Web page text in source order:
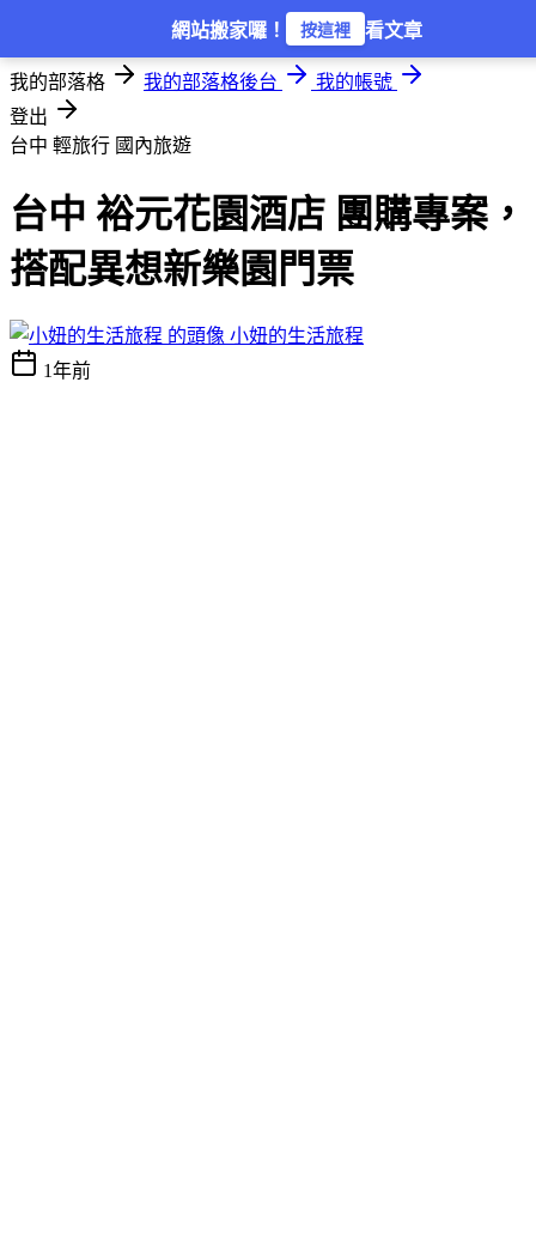
登入
我的部落格 我的部落格後台
我的帳號
登出
台中 輕旅行 國內旅遊
台中 裕元花園酒店 團購專案，
搭配異想新樂園門票
小妞的生活旅程
1年前
網站搬家囉！ 按這裡 看文章